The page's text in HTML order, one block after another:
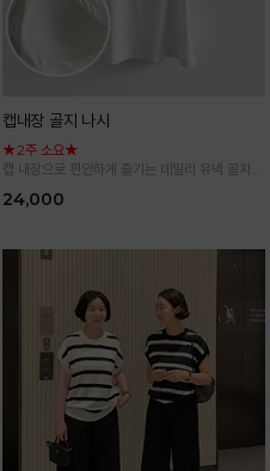
캡내장 골지 나시
★2주 소요★
캡 내장으로 편안하게 즐기는 데일리 유넥 골지
24,000